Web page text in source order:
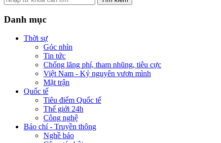
Danh mục
Thời sự
Góc nhìn
Tin tức
Chống lãng phí, tham nhũng, tiêu cực
Việt Nam - Kỷ nguyên vươn mình
Mặt trận
Quốc tế
Tiêu điểm Quốc tế
Thế giới 24h
Công nghệ
Báo chí - Truyền thông
Nghề báo